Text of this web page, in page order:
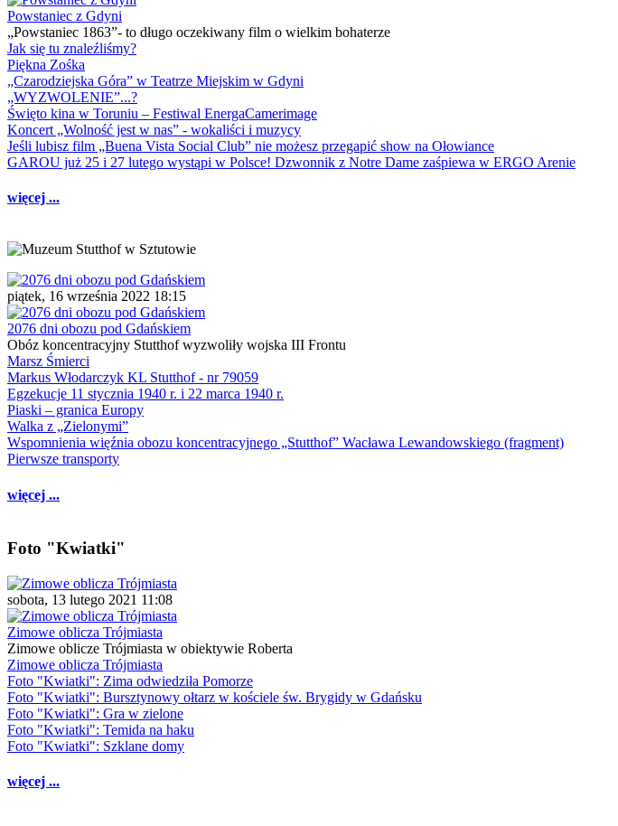
Powstaniec z Gdyni
„Powstaniec 1863”- to długo oczekiwany film o wielkim bohaterze
Jak się tu znaleźliśmy?
Piękna Zośka
„Czarodziejska Góra” w Teatrze Miejskim w Gdyni
„WYZWOLENIE”...?
Święto kina w Toruniu – Festiwal EnergaCamerimage
Koncert „Wolność jest w nas” - wokaliści i muzycy
Jeśli lubisz film „Buena Vista Social Club” nie możesz przegapić show na Ołowiance
GAROU już 25 i 27 lutego wystąpi w Polsce! Dzwonnik z Notre Dame zaśpiewa w ERGO Arenie
więcej ...
piątek, 16 września 2022 18:15
2076 dni obozu pod Gdańskiem
Obóz koncentracyjny Stutthof wyzwoliły wojska III Frontu
Marsz Śmierci
Markus Włodarczyk KL Stutthof - nr 79059
Egzekucje 11 stycznia 1940 r. i 22 marca 1940 r.
Piaski – granica Europy
Walka z „Zielonymi”
Wspomnienia więźnia obozu koncentracyjnego „Stutthof” Wacława Lewandowskiego (fragment)
Pierwsze transporty
więcej ...
Foto "Kwiatki"
sobota, 13 lutego 2021 11:08
Zimowe oblicza Trójmiasta
Zimowe oblicze Trójmiasta w obiektywie Roberta
Zimowe oblicza Trójmiasta
Foto "Kwiatki": Zima odwiedziła Pomorze
Foto "Kwiatki": Bursztynowy ołtarz w kościele św. Brygidy w Gdańsku
Foto "Kwiatki": Gra w zielone
Foto "Kwiatki": Temida na haku
Foto "Kwiatki": Szklane domy
więcej ...